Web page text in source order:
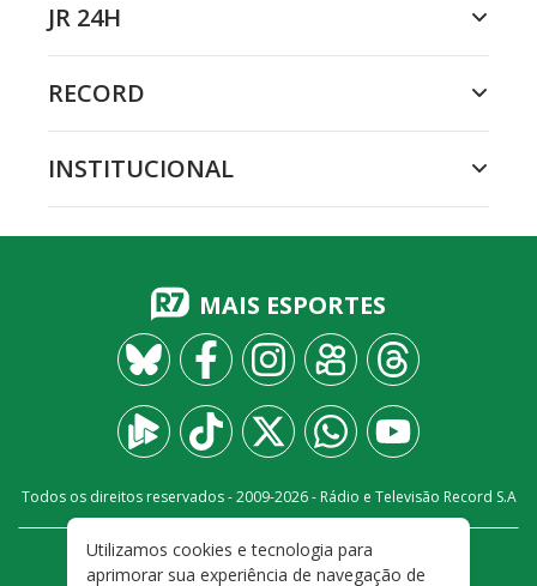
JR 24H
RECORD
INSTITUCIONAL
MAIS ESPORTES
Todos os direitos reservados - 2009-2026- Rádio e Televisão Record S.A
FALE CONOSCO
PRIVACIDADE
Utilizamos cookies e tecnologia para
aprimorar sua experiência de navegação de